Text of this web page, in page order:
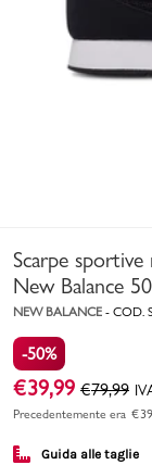
Marchi
Scarpe
New Balance
NEW BALANCE - COD.
-50%
€39,99 €79,99
Precedentemente era €
Guida alle taglie